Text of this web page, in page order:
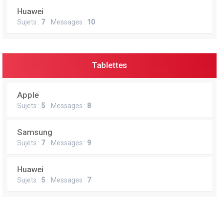
Huawei
Sujets : 7Messages : 10
Tablettes
Apple
Sujets : 5 Messages : 8
Samsung
Sujets : 7Messages : 9
Huawei
Sujets : 5 Messages : 7